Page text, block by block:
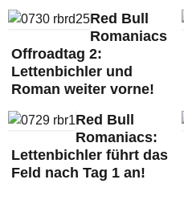
Red Bull
Romaniacs
Offroadtag 2:
Lettenbichler und
Roman weiter vorne!
Red Bull
Romaniacs:
Lettenbichler führt das
Feld nach Tag 1 an!